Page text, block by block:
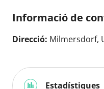
Informació de
Direcció: Milmersdorf,
Estadístiques